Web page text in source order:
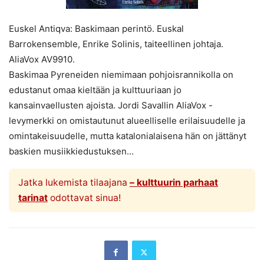
Euskel Antiqva: Baskimaan perintö. Euskal
Barrokensemble, Enrike Solinis, taiteellinen johtaja.
AliaVox AV9910.
Baskimaa Pyreneiden niemimaan pohjoisrannikolla on
edustanut omaa kieltään ja kulttuuriaan jo
kansainvaellusten ajoista. Jordi Savallin AliaVox -
levymerkki on omistautunut alueelliselle erilaisuudelle ja
omintakeisuudelle, mutta katalonialaisena hän on jättänyt
baskien musiikkiedustuksen...
Jatka lukemista tilaajana – kulttuurin parhaat
tarinatodottavat sinua!